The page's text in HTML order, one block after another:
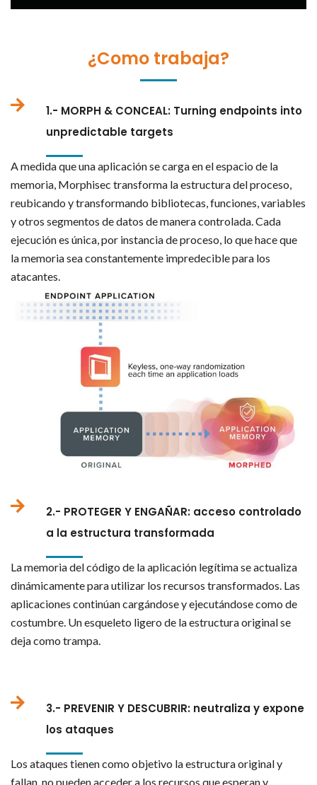
¿Como trabaja?
1.- MORPH & CONCEAL: Turning endpoints into
unpredictable targets
A medida que una aplicación se carga en el espacio de la
memoria, Morphisec transforma la estructura del proceso,
reubicando y transformando bibliotecas, funciones, variables
y otros segmentos de datos de manera controlada. Cada
ejecución es única, por instancia de proceso, lo que hace que
la memoria sea constantemente impredecible para los
atacantes.
2.- PROTEGER Y ENGAÑAR: acceso controlado
a la estructura transformada
La memoria del código de la aplicación legítima se actualiza
dinámicamente para utilizar los recursos transformados. Las
aplicaciones continúan cargándose y ejecutándose como de
costumbre. Un esqueleto ligero de la estructura original se
deja como trampa.
3.- PREVENIR Y DESCUBRIR: neutraliza y expone
los ataques
Los ataques tienen como objetivo la estructura original y
fallan, no pueden acceder a los recursos que esperan y